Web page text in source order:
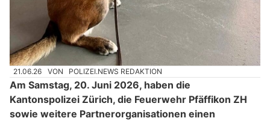
21.06.26 VON POLIZEI.NEWS REDAKTION
Am Samstag, 20. Juni 2026, haben die
Kantonspolizei Zürich, die Feuerwehr Pfäffikon ZH
sowie weitere Partnerorganisationen einen